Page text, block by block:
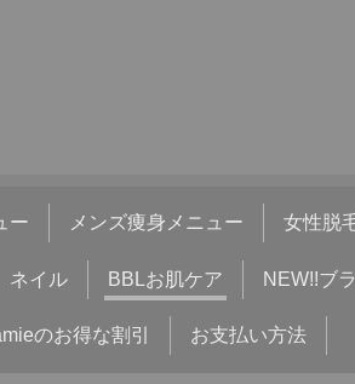
ー メンズ痩身メニュー 女性脱
ネイル BBLお肌ケア NEW!!ブ
のお得な割引 お支払い方法